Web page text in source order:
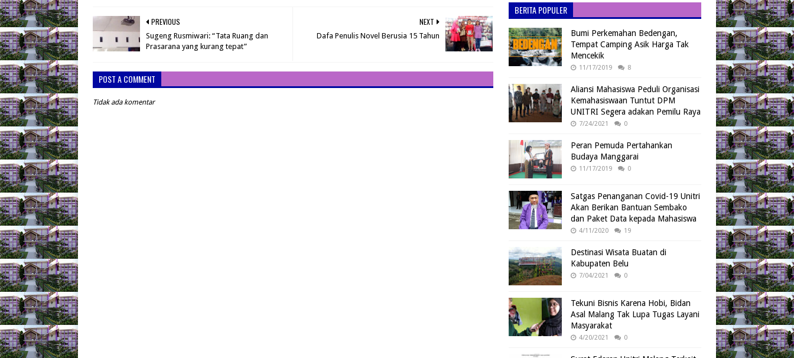
NEXT
Dafa Penulis Novel Berusia 15 Tahun
PREVIOUS
Sugeng Rusmiwari: “Tata Ruang dan
Prasarana yang kurang tepat”
POST A COMMENT
Tidak ada komentar
BERITA POPULER
Bumi Perkemahan Bedengan,
Tempat Camping Asik Harga Tak
Mencekik
11/17/2019 8
Aliansi Mahasiswa Peduli Organisasi
Kemahasiswaan Tuntut DPM
UNITRI Segera adakan Pemilu Raya
7/24/2021 0
Peran Pemuda Pertahankan
Budaya Manggarai
11/17/2019 0
Satgas Penanganan Covid-19 Unitri
Akan Berikan Bantuan Sembako
dan Paket Data kepada Mahasiswa
4/11/2020 19
Destinasi Wisata Buatan di
Kabupaten Belu
7/04/2021 0
Tekuni Bisnis Karena Hobi, Bidan
Asal Malang Tak Lupa Tugas Layani
Masyarakat
4/20/2021 0